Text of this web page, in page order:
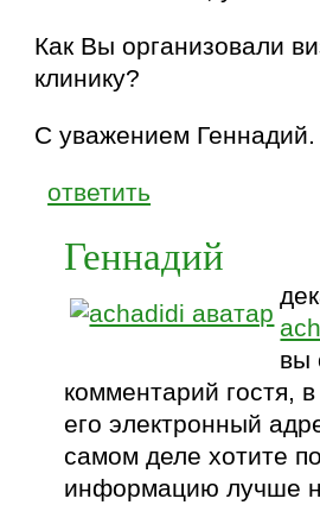
Как Вы организовали
клинику?
С уважением Геннадий.
ответить
Геннадий
вы
комментарий гостя,
его электронный
самом деле хотите
информацию лучше